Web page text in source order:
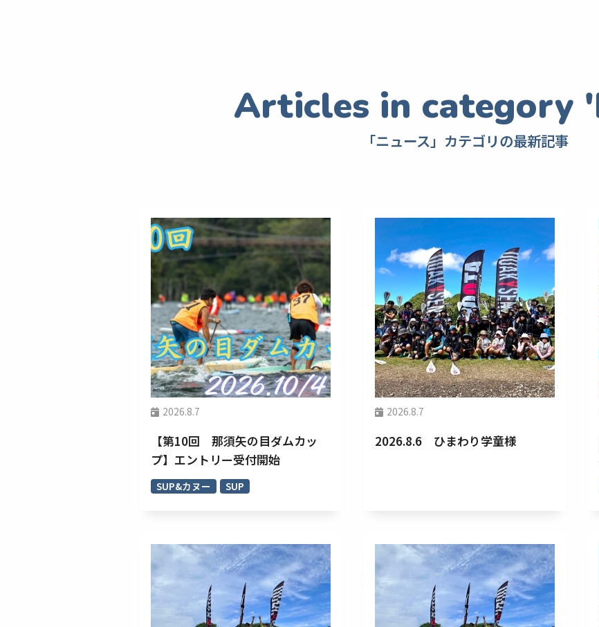
「ニュース」カテゴリの最新記事
2026.8.7
【第10回 那須矢の目ダムカッ
プ】エントリー受付開始
SUP&カヌー SUP
2026.8.7
2026.8.6 ひまわり学童様